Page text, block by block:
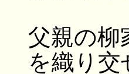
父親の柳
を織り